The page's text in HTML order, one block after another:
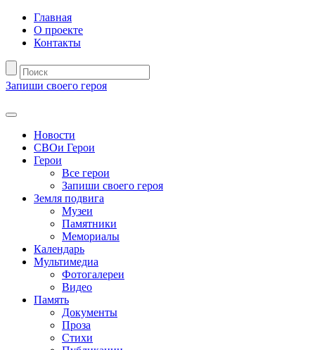
Главная
О проекте
Контакты
Запиши своего героя
Новости
СВОи Герои
Герои
Все герои
Запиши своего героя
Земля подвига
Музеи
Памятники
Мемориалы
Календарь
Мультимедиа
Фотогалереи
Видео
Память
Документы
Проза
Стихи